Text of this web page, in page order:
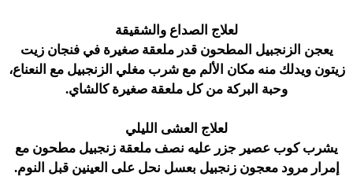
لعلاج الصداع والشقيقة
يعجن الزنجبيل المطحون قدر ملعقة صغيرة في فنجان زيت
زيتون ويدلك منه مكان الألم مع شرب مغلي الزنجبيل مع النعناع،
وحبة البركة من كل ملعقة صغيرة كالشاي.
لعلاج العشى الليلي
يشرب كوب عصير جزر عليه نصف ملعقة زنجبيل مطحون مع
إمرار مرود معجون زنجبيل بعسل نحل على العينين قبل النوم.